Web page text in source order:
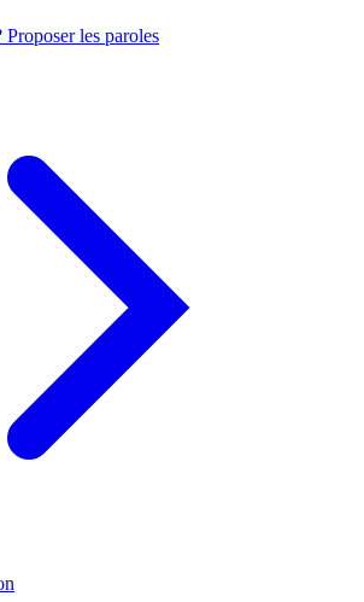
les paroles